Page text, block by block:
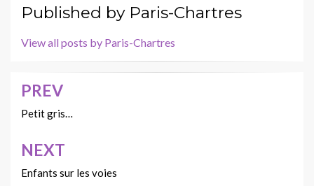
Published by Paris-Chartres
View all posts by Paris-Chartres
Navigation
de
l’article
PREV
Petit gris…
NEXT
Enfants sur les voies